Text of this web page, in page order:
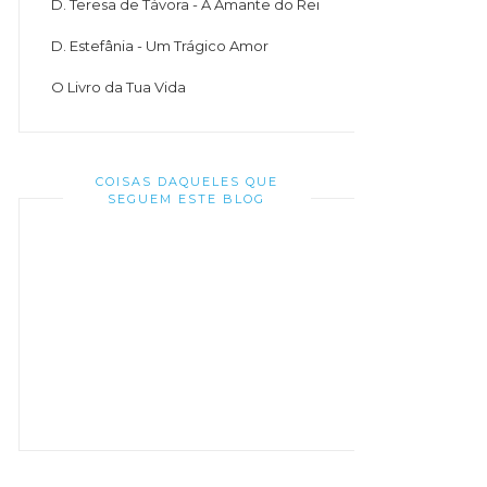
D. Teresa de Távora - A Amante do Rei
D. Estefânia - Um Trágico Amor
O Livro da Tua Vida
COISAS DAQUELES QUE
SEGUEM ESTE BLOG